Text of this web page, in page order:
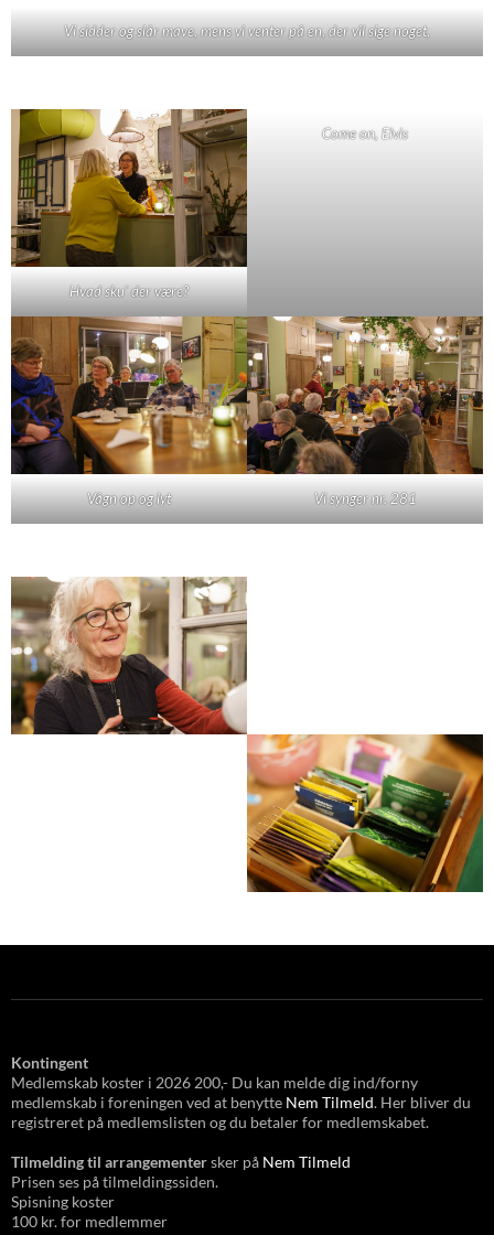
Vi sidder og slår mave, mens vi venter på en, der vil sige noget,
Hvad sku' der være?
Come on, Elvis
Vågn op og lyt Vi synger nr. 281
Kontingent
Medlemskab koster i 2026 200,- Du kan melde dig ind/forny
medlemskab i foreningen ved at benytte Nem Tilmeld. Her bliver du
registreret på medlemslisten og du betaler for medlemskabet.
Tilmelding til arrangementersker på Nem Tilmeld
Prisen ses på tilmeldingssiden.
Spisning koster
100 kr. for medlemmer